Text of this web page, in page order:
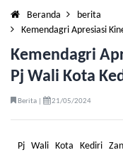
Beranda
berita
Kemendagri Apresiasi
Kemendagri
Pj Wali Kota
Berita | 21/05/2024
Pj Wali Kota Kediri